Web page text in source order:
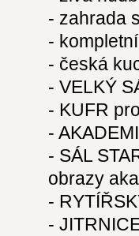
- zahrada
-
- česká
- VELKÝ
- KUFR
-
- SÁL
obrazy
-
-